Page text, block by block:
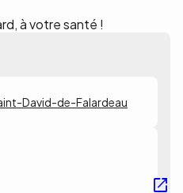
à votre santé !
David-de-Falardeau